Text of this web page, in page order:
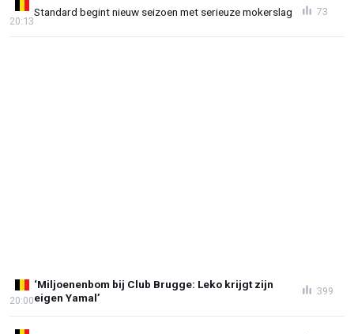
Standard begint nieuw seizoen met serieuze mokerslag
20:13
73
‘Miljoenenbom bij Club Brugge: Leko krijgt zijn
eigen Yamal’
20:00
399